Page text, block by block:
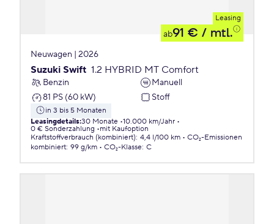
Leasing
ab91 € / mtl.
Neuwagen | 2026
Suzuki Swift 1.2 HYBRID MT Comfort
Benzin
Manuell
81 PS (60 kW)
Stoff
in 3 bis 5 Monaten
Leasingdetails:30 Monate 10.000 km/Jahr
0 € Sonderzahlung
mit Kaufoption
Kraftstoffverbrauch (kombiniert): 4,4 l/100 km
CO₂-Emissionen
kombiniert: 99 g/km CO₂-Klasse: C